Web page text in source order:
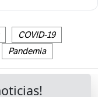
COVID-19
Pandemia